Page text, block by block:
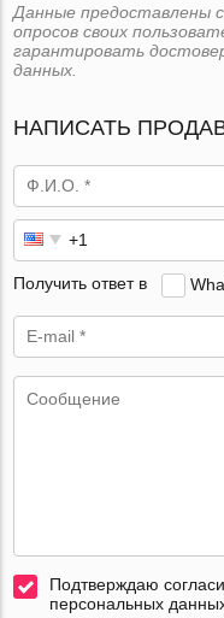
Данные предоставлены
опросов своих
гарантировать
данных.
НАПИСАТЬ
Получить ответ в
Подтверждаю
персональных